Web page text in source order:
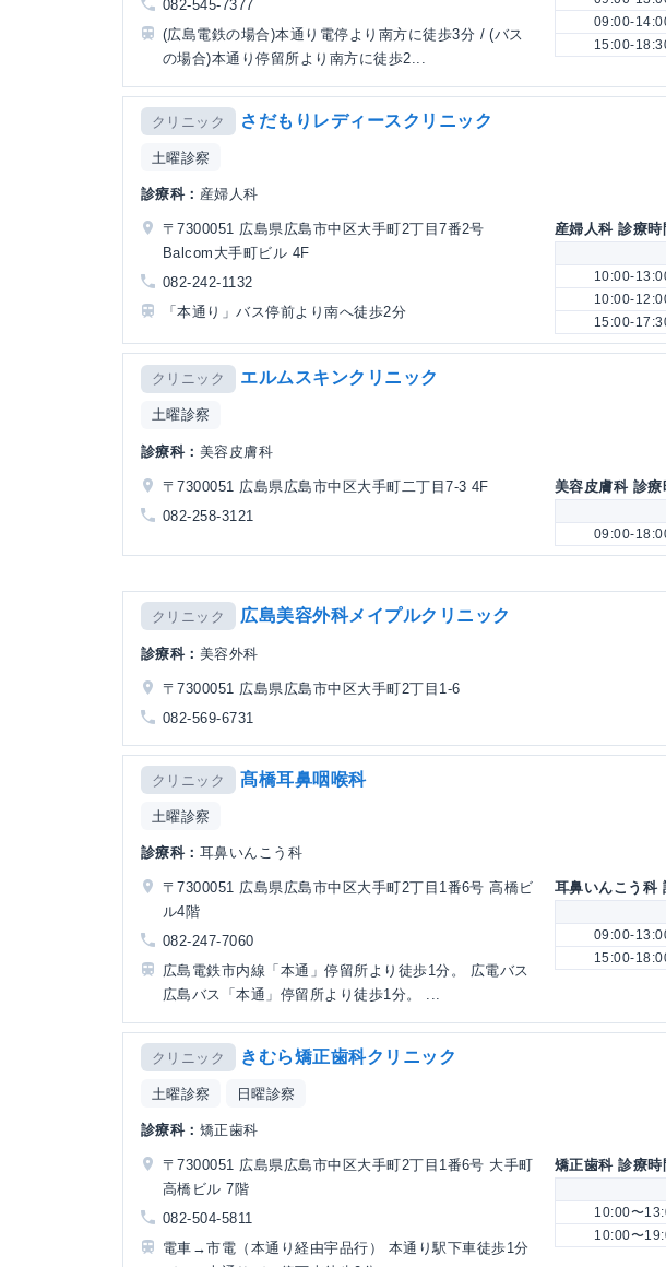
082-545-7377
(広島電鉄の場合)本通り電停より南方に徒歩3分 / (バス
の場合)本通り停留所より南方に徒歩2...
09:00-
15:00-
クリニック さだもりレディースクリニック
土曜診察
診療科： 産婦人科
〒7300051 広島県広島市中区大手町2丁目7番2号
Balcom大手町ビル 4F
082-242-1132
「本通り」バス停前より南へ徒歩2分
産婦人科 診療時
10:00-
10:00-
15:00-
クリニック エルムスキンクリニック
土曜診察
診療科： 美容皮膚科
〒7300051 広島県広島市中区大手町二丁目7-3 4F
082-258-3121
美容皮膚科 診療
09:00-
クリニック 広島美容外科メイプルクリニック
診療科： 美容外科
〒7300051 広島県広島市中区大手町2丁目1-6
082-569-6731
クリニック 髙橋耳鼻咽喉科
土曜診察
診療科： 耳鼻いんこう科
〒7300051 広島県広島市中区大手町2丁目1番6号 高橋ビ
ル4階
082-247-7060
広島電鉄市内線「本通」停留所より徒歩1分。 広電バス
広島バス「本通」停留所より徒歩1分。 ...
耳鼻いんこう科
09:00-
15:00-
クリニック きむら矯正歯科クリニック
土曜診察 日曜診察
診療科： 矯正歯科
〒7300051 広島県広島市中区大手町2丁目1番6号 大手町
高橋ビル 7階
082-504-5811
電車→市電（本通り経由宇品行） 本通り駅下車徒歩1分
矯正歯科 診療時
10:00〜
10:00〜